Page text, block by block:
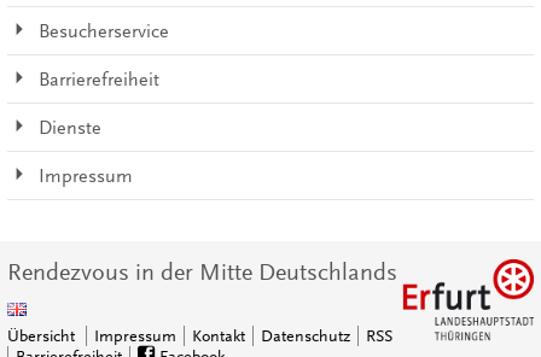
Besucherservice
Barrierefreiheit
Dienste
Impressum
Rendezvous in der Mitte Deutschlands
Übersicht Impressum Kontakt Datenschutz
RSS